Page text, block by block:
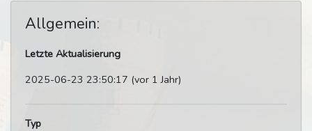
Allgemein:
Letzte Aktualisierung
2025-06-23 23:50:17 (vor 1 Jahr)
Typ